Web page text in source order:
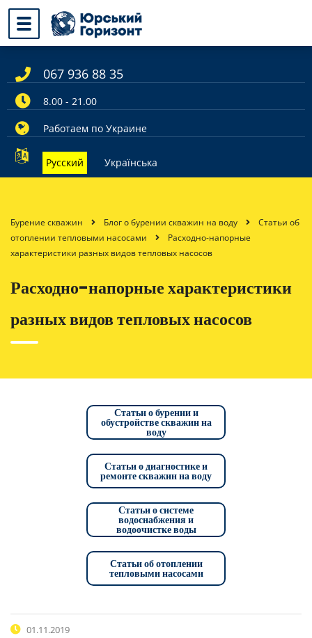
067 936 88 35
8.00 - 21.00
Работаем по Украине
Русский Українська
Бурение скважин Блог о бурении скважин на воду
Статьи об
отоплении тепловыми насосами
Расходно-напорные
характеристики разных видов тепловых насосов
Расходно-напорные характеристики
разных видов тепловых насосов
Статьи о бурении и
обустройстве скважин на
воду
Статьи о диагностике и
ремонте скважин на воду
Статьи о системе
водоснабжения и
водоочистке воды
Статьи об отоплении
тепловыми насосами
01.11.2019